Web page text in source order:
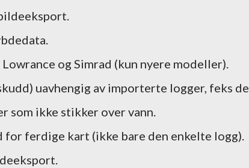
og Simrad (kun nyere modeller).
uavhengig av importerte logger, feks
som ikke stikker over vann.
ferdige kart (ikke bare den enkelte logg).